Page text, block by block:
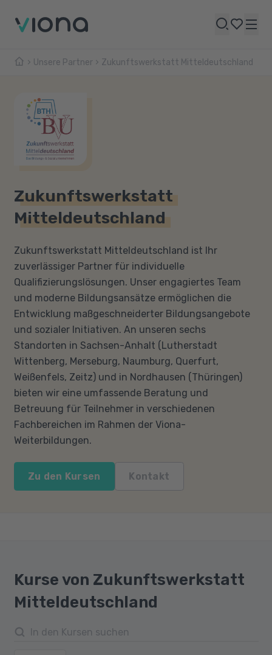
Unsere Partner Zukunftswerkstatt Mitteldeutschland
Zukunftswerkstatt
Mitteldeutschland
Zukunftswerkstatt Mitteldeutschland ist Ihr
zuverlässiger Partner für individuelle
Qualifizierungslösungen. Unser engagiertes Team
und moderne Bildungsansätze ermöglichen die
Entwicklung maßgeschneiderter Bildungsangebote
und sozialer Initiativen. An unseren sechs
Standorten in Sachsen-Anhalt (Lutherstadt
Wittenberg, Merseburg, Naumburg, Querfurt,
Weißenfels, Zeitz) und in Nordhausen (Thüringen)
bieten wir eine umfassende Beratung und
Betreuung für Teilnehmer in verschiedenen
Fachbereichen im Rahmen der Viona-
Weiterbildungen.
Zu den Kursen Kontakt
Kurse von Zukunftswerkstatt
Mitteldeutschland